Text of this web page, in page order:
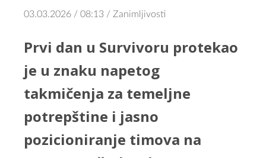
03.03.2026 / 08:13 / Zanimljivosti
Prvi dan u Survivoru protekao
je u znaku napetog
takmičenja za temeljne
potrepštine i jasno
pozicioniranje timova na